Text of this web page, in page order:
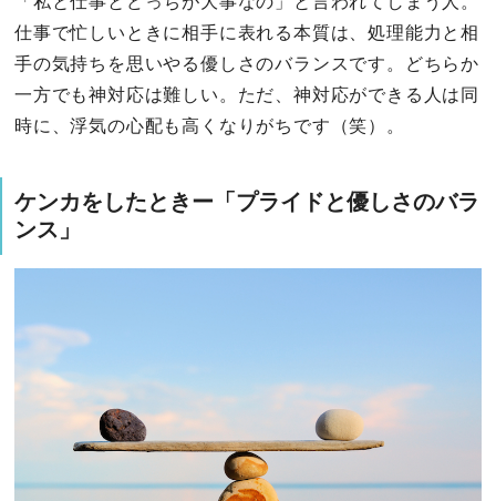
仕事で忙しいときに相手に表れる本質は、処理能力と相
手の気持ちを思いやる優しさのバランスです。どちらか
一方でも神対応は難しい。ただ、神対応ができる人は同
時に、浮気の心配も高くなりがちです（笑）。
ケンカをしたときー「プライドと優しさのバラ
ンス」